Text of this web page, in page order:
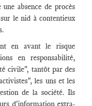
absence de procès
le nid à contentieux
en avant le risque
en responsabilité,
civile", tantôt par des
les uns et les
de la société. Ils
d'information extra-